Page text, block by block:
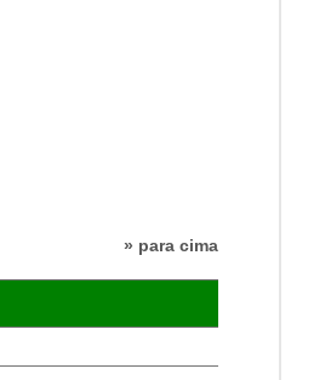
» para cima